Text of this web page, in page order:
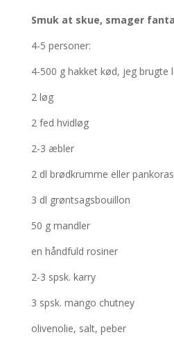
Smuk at skue, smager
4-5 personer:
4-500 g hakket kød, jeg brugte
2 løg
2 fed hvidløg
2-3 æbler
2 dl brødkrumme eller
3 dl grøntsagsbouillon
50 g mandler
en håndfuld rosiner
2-3 spsk. karry
3 spsk. mango chutney
olivenolie, salt, peber